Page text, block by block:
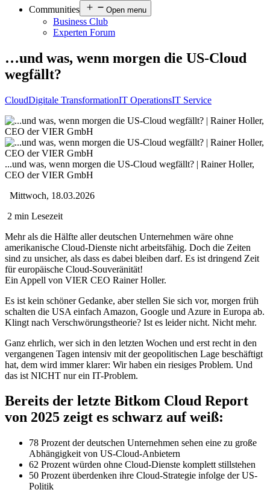
Communities
Open menu
Business Club
Experten Forum
…und was, wenn morgen die US-Cloud
wegfällt?
CloudDigitale TransformationIT OperationsIT Service
...und was, wenn morgen die US-Cloud wegfällt? | Rainer Holler,
CEO der VIER GmbH
Mittwoch, 18.03.2026
2 min Lesezeit
Mehr als die Hälfte aller deutschen Unternehmen wäre ohne
amerikanische Cloud-Dienste nicht arbeitsfähig. Doch die Zeiten
sind zu unsicher, als dass es dabei bleiben darf. Es ist dringend Zeit
für europäische Cloud-Souveränität!
Ein Appell von VIER CEO Rainer Holler.
Es ist kein schöner Gedanke, aber stellen Sie sich vor, morgen früh
schalten die USA einfach Amazon, Google und Azure in Europa ab.
Klingt nach Verschwörungstheorie? Ist es leider nicht. Nicht mehr.
Ganz ehrlich, wer sich in den letzten Wochen und erst recht in den
vergangenen Tagen intensiv mit der geopolitischen Lage beschäftigt
hat, dem wird immer klarer: Wir haben ein riesiges Problem. Und
das ist NICHT nur ein IT-Problem.
Bereits der letzte Bitkom Cloud Report
von 2025 zeigt es schwarz auf weiß:
78 Prozent der deutschen Unternehmen sehen eine zu große
Abhängigkeit von US-Cloud-Anbietern
62 Prozent würden ohne Cloud-Dienste komplett stillstehen
50 Prozent überdenken ihre Cloud-Strategie infolge der US-
Politik